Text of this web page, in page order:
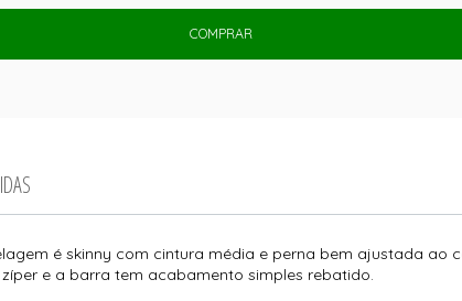
COMPRAR
é skinny com cintura média e perna bem ajustada ao
e a barra tem acabamento simples rebatido.